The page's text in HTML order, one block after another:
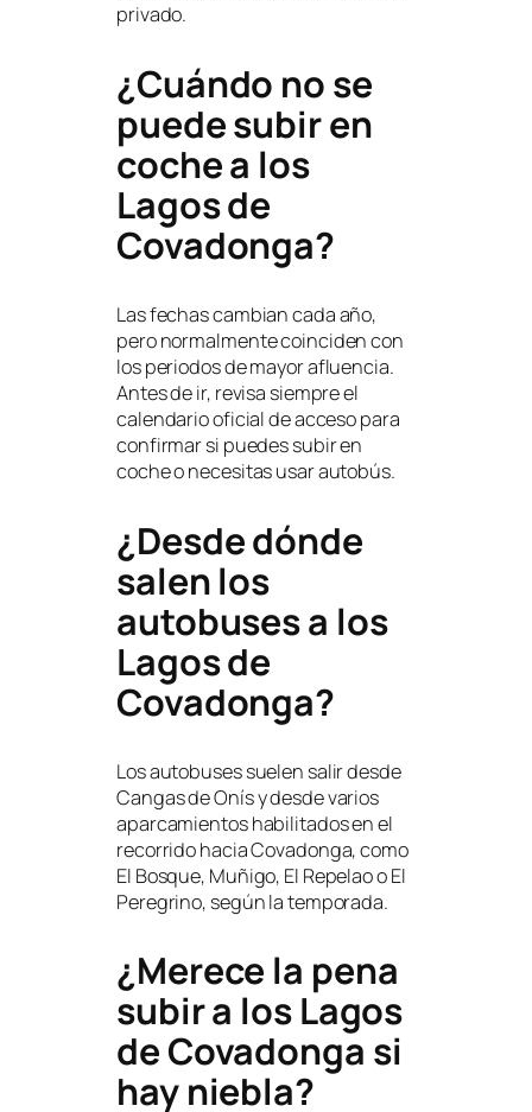
privado.
¿Cuándo no se
puede subir en
coche a los
Lagos de
Covadonga?
Las fechas cambian cada año,
pero normalmente coinciden con
los periodos de mayor afluencia.
Antes de ir, revisa siempre el
calendario oficial de acceso para
confirmar si puedes subir en
coche o necesitas usar autobús.
¿Desde dónde
salen los
autobuses a los
Lagos de
Covadonga?
Los autobuses suelen salir desde
Cangas de Onís y desde varios
aparcamientos habilitados en el
recorrido hacia Covadonga, como
El Bosque, Muñigo, El Repelao o El
Peregrino, según la temporada.
¿Merece la pena
subir a los Lagos
de Covadonga si
hay niebla?